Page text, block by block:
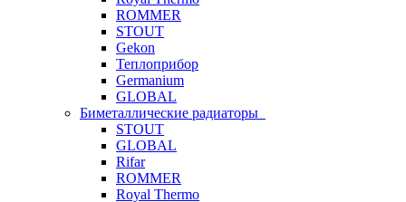
ROMMER
STOUT
Gekon
Теплоприбор
Germanium
GLOBAL
Биметаллические радиаторы
STOUT
GLOBAL
Rifar
ROMMER
Royal Thermo